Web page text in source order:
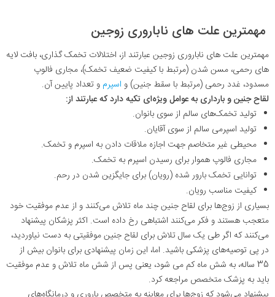
مهمترین علت های ناباروری زوجین
مهمترین علت های ناباروری زوجین عبارتند از، اختلالات تخمک گذاری، بافت لایه
های رحمی، مسن شدن (مرتبط با کیفیت ضعیف تخمک)، مجاری فالوپ
مسدود، غدد رحمی (مرتبط با سقط جنین) و اسپرم و تعداد پایین آن.
لقاح جنین و بارداری به عوامل ویژه‌ای تکیه دارد که عبارتند از:
تولید تخمک‌های سالم از سوی بانوان.
تولید اسپرمی سالم از سوی آقایان.
محیطی غیر متخاصم جهت اجازه ملاقات دادن به اسپرم و تخمک.
مجاری فالوپ هموار برای رسیدن اسپرم به تخمک.
توانایی تخمک بارور شده (رویان) برای جایگزین شدن در رحم.
کیفیت مناسب رویان.
بسیاری از زوج‌ها برای لقاح جنین چند ماه تلاش می‌کنند و از عدم موفقیت خود
متعجب هستند و فکر می‌کنند اشتباهی رخ داده است. اکثر پزشکان پیشنهاد
می‌کنند که اگر طی یک سال تلاش برای لقاح جنین موفقیتی به دست نیاوردید،
در پی توصیه‌های پزشکی باشید. اما، این زمان پیشنهادی برای بانوان بیش از
35 ساله، به شش ماه کم می شود، یعنی پس از شش ماه تلاش و عدم موفقیت
باید به پزشک متخصص مراجعه کرد.